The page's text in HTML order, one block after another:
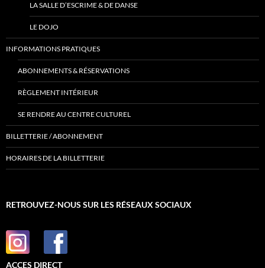
LA SALLE D’ESCRIME & DE DANSE
LE DOJO
INFORMATIONS PRATIQUES
ABONNEMENTS & RÉSERVATIONS
RÈGLEMENT INTÉRIEUR
SE RENDRE AU CENTRE CULTUREL
BILLETTERIE / ABONNEMENT
HORAIRES DE LA BILLETTERIE
RETROUVEZ-NOUS SUR LES RÉSEAUX SOCIAUX
ACCES DIRECT